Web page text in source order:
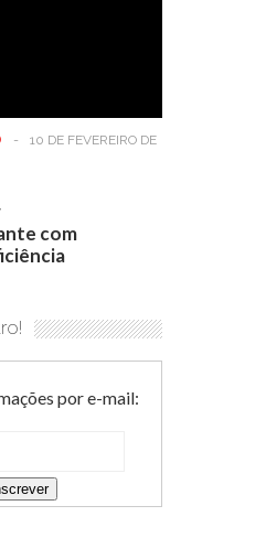
-
10 DE FEVEREIRO DE
com
por e-mail: